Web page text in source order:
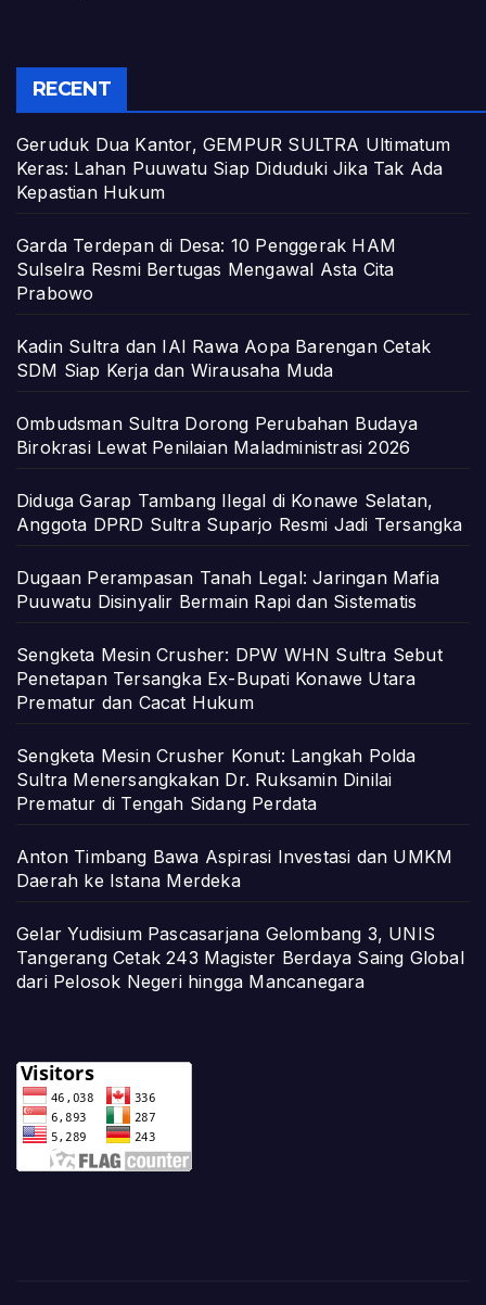
RECENT
Geruduk Dua Kantor, GEMPUR SULTRA Ultimatum
Keras: Lahan Puuwatu Siap Diduduki Jika Tak Ada
Kepastian Hukum
Garda Terdepan di Desa: 10 Penggerak HAM
Sulselra Resmi Bertugas Mengawal Asta Cita
Prabowo
Kadin Sultra dan IAI Rawa Aopa Barengan Cetak
SDM Siap Kerja dan Wirausaha Muda
Ombudsman Sultra Dorong Perubahan Budaya
Birokrasi Lewat Penilaian Maladministrasi 2026
Diduga Garap Tambang Ilegal di Konawe Selatan,
Anggota DPRD Sultra Suparjo Resmi Jadi Tersangka
Dugaan Perampasan Tanah Legal: Jaringan Mafia
Puuwatu Disinyalir Bermain Rapi dan Sistematis
Sengketa Mesin Crusher: DPW WHN Sultra Sebut
Penetapan Tersangka Ex-Bupati Konawe Utara
Prematur dan Cacat Hukum
Sengketa Mesin Crusher Konut: Langkah Polda
Sultra Menersangkakan Dr. Ruksamin Dinilai
Prematur di Tengah Sidang Perdata
Anton Timbang Bawa Aspirasi Investasi dan UMKM
Daerah ke Istana Merdeka
Gelar Yudisium Pascasarjana Gelombang 3, UNIS
Tangerang Cetak 243 Magister Berdaya Saing Global
dari Pelosok Negeri hingga Mancanegara